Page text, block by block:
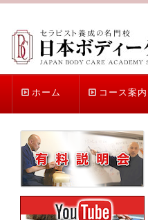
ホーム コース案内